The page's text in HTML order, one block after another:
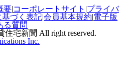
要|コーポレートサイト |プライバ
づく表記|会員基本規約|電子版
る質問
宅新聞 All right reserved.
Inc.